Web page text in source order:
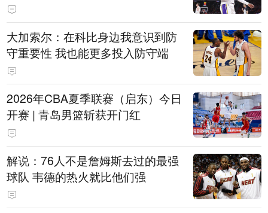
大加索尔：在科比身边我意识到防
守重要性 我也能更多投入防守端
2026年CBA夏季联赛（启东）今日
开赛 | 青岛男篮斩获开门红
解说：76人不是詹姆斯去过的最强
球队 韦德的热火就比他们强